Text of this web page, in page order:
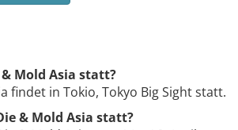
Mold Asia statt?
findet in Tokio, Tokyo Big Sight statt.
& Mold Asia statt?